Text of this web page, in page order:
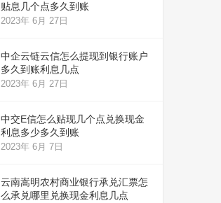
贴息几个点多久到账
2023年 6月 27日
中企云链云信怎么提现到银行账户
多久到账利息几点
2023年 6月 27日
中交E信怎么贴现几个点兑换现金
利息多少多久到账
2023年 6月 7日
云南嵩明农村商业银行承兑汇票怎
么承兑哪里兑换现金利息几点